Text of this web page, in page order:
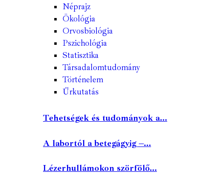
Néprajz
Ökológia
Orvosbiológia
Pszichológia
Statisztika
Társadalomtudomány
Történelem
Űrkutatás
Tehetségek és tudományok a...
A labortól a betegágyig –...
Lézerhullámokon szörfölő...